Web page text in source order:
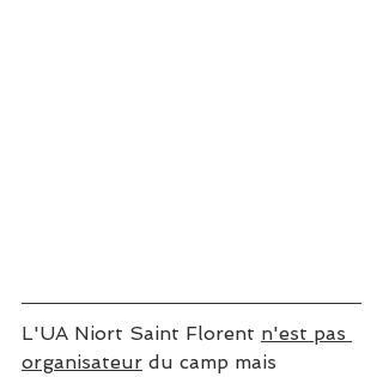
L'UA Niort Saint Florent n'est pas
organisateur du camp mais